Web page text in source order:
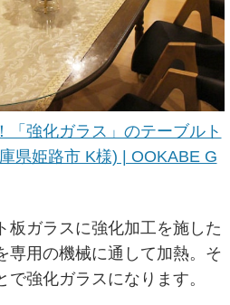
「強化ガラス」のテーブルト
県姫路市 K様) | OOKABE G
板ガラスに強化加工を施した
専用の機械に通して加熱。そ
強化ガラスになります。